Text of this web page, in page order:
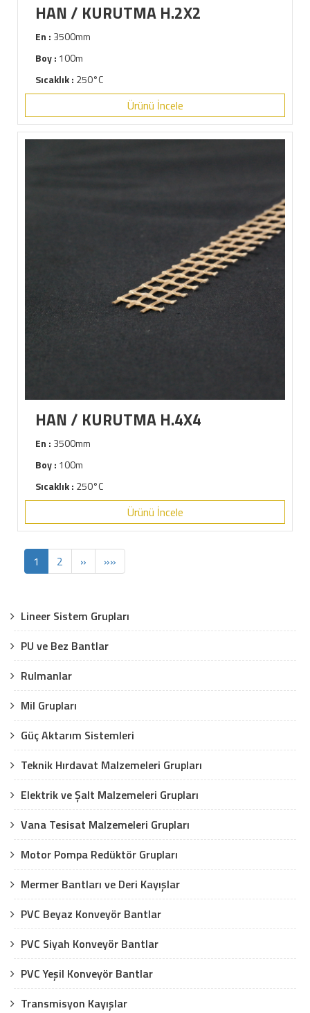
HAN / KURUTMA H.2X2
En : 3500mm
Boy : 100m
Sıcaklık : 250°C
Ürünü İncele
HAN / KURUTMA H.4X4
En : 3500mm
Boy : 100m
Sıcaklık : 250°C
Ürünü İncele
1 2 » »»
Lineer Sistem Grupları
PU ve Bez Bantlar
Rulmanlar
Mil Grupları
Güç Aktarım Sistemleri
Teknik Hırdavat Malzemeleri Grupları
Elektrik ve Şalt Malzemeleri Grupları
Vana Tesisat Malzemeleri Grupları
Motor Pompa Redüktör Grupları
Mermer Bantları ve Deri Kayışlar
PVC Beyaz Konveyör Bantlar
PVC Siyah Konveyör Bantlar
PVC Yeşil Konveyör Bantlar
Transmisyon Kayışlar